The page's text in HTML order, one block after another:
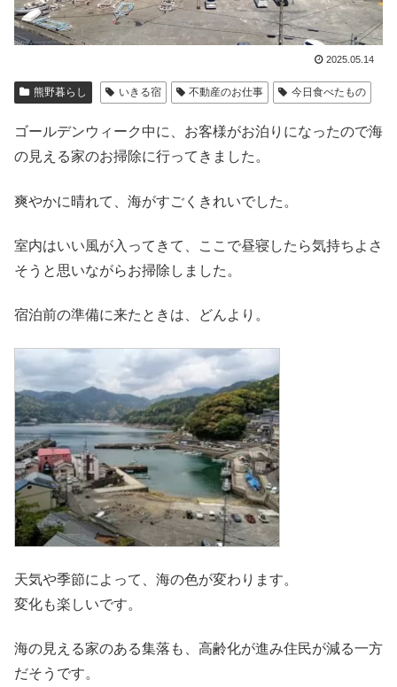
2025.05.14
熊野暮らし いきる宿 不動産のお仕事 今日食べたもの
ゴールデンウィーク中に、お客様がお泊りになったので海
の見える家のお掃除に行ってきました。
爽やかに晴れて、海がすごくきれいでした。
室内はいい風が入ってきて、ここで昼寝したら気持ちよさ
そうと思いながらお掃除しました。
宿泊前の準備に来たときは、どんより。
天気や季節によって、海の色が変わります。
変化も楽しいです。
海の見える家のある集落も、高齢化が進み住民が減る一方
だそうです。